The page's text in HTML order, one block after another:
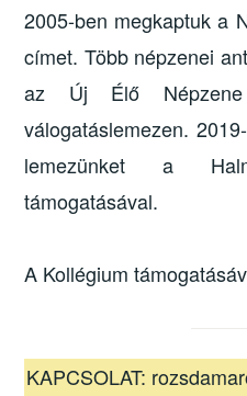
2005-ben megkaptuk a
címet. Több népzenei
az Új Élő Népzene
válogatáslemezen.
lemezünket a
támogatásával.
A Kollégium
KAPCSOLAT: